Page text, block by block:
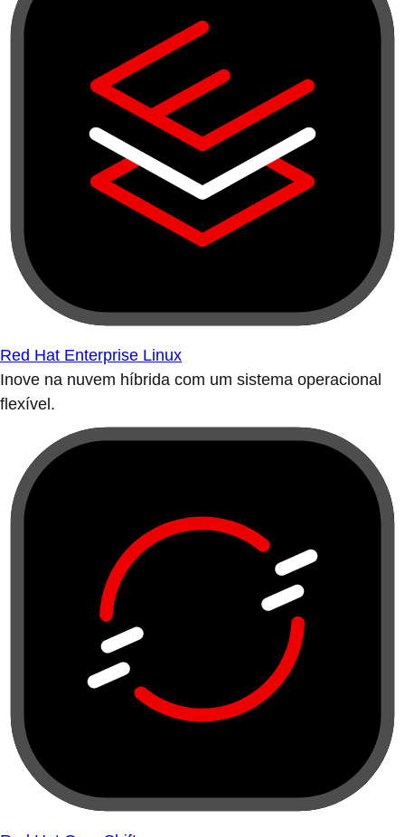
Red Hat Enterprise Linux
Inove na nuvem híbrida com um sistema operacional
flexível.